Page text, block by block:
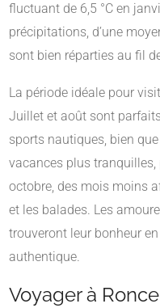
fluctuant de 6,5 °C en
précipitations, d’une
sont bien réparties au fil
La période idéale pour
Juillet et août sont
sports nautiques, bien
vacances plus
octobre, des mois moins
et les balades. Les
trouveront leur bonheur
authentique.
Voyager à